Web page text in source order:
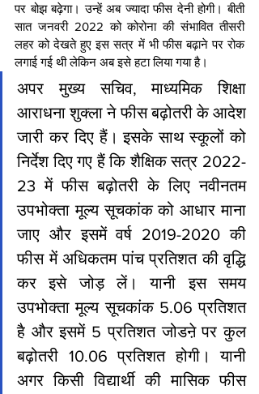
पर बोझ बढ़ेगा। उन्हें अब ज्यादा फीस देनी होगी। बीती
सात जनवरी 2022 को कोरोना की संभावित तीसरी
लहर को देखते हुए इस सत्र में भी फीस बढ़ाने पर रोक
लगाई गई थी लेकिन अब इसे हटा लिया गया है।
अपर मुख्य सचिव, माध्यमिक शिक्षा
आराधना शुक्ला ने फीस बढ़ोतरी के आदेश
जारी कर दिए हैं। इसके साथ स्कूलों को
निर्देश दिए गए हैं कि शैक्षिक सत्र 2022-
23 में फीस बढ़ोतरी के लिए नवीनतम
उपभोक्ता मूल्य सूचकांक को आधार माना
जाए और इसमें वर्ष 2019-2020 की
फीस में अधिकतम पांच प्रतिशत की वृद्धि
कर इसे जोड़ लें। यानी इस समय
उपभोक्ता मूल्य सूचकांक 5.06 प्रतिशत
है और इसमें 5 प्रतिशत जोडऩे पर कुल
बढ़ोतरी 10.06 प्रतिशत होगी। यानी
अगर किसी विद्यार्थी की मासिक फीस